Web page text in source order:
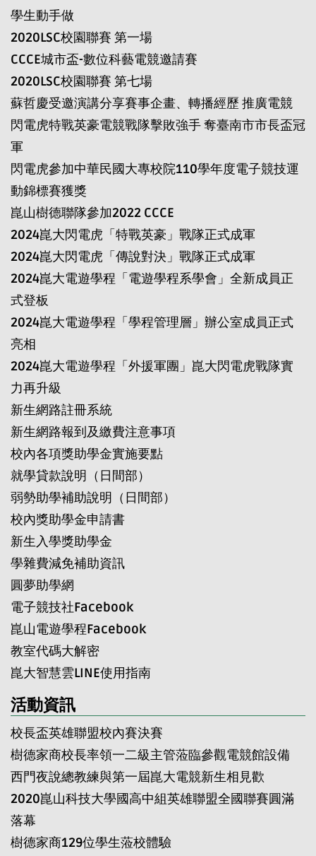
學生動手做
2020LSC校園聯賽 第一場
CCCE城市盃-數位科藝電競邀請賽
2020LSC校園聯賽 第七場
蘇哲慶受邀演講分享賽事企畫、轉播經歷 推廣電競
閃電虎特戰英豪電競戰隊擊敗強手 奪臺南市市長盃冠
軍
閃電虎參加中華民國大專校院110學年度電子競技運
動錦標賽獲獎
崑山樹德聯隊參加2022 CCCE
2024崑大閃電虎「特戰英豪」戰隊正式成軍
2024崑大閃電虎「傳說對決」戰隊正式成軍
2024崑大電遊學程「電遊學程系學會」全新成員正
式登板
2024崑大電遊學程「學程管理層」辦公室成員正式
亮相
2024崑大電遊學程「外援軍團」崑大閃電虎戰隊實
力再升級
新生網路註冊系統
新生網路報到及繳費注意事項
校內各項獎助學金實施要點
就學貸款說明（日間部）
弱勢助學補助說明（日間部）
校內獎助學金申請書
新生入學獎助學金
學雜費減免補助資訊
圓夢助學網
電子競技社Facebook
崑山電遊學程Facebook
教室代碼大解密
崑大智慧雲LINE使用指南
活動資訊
校長盃英雄聯盟校內賽決賽
樹德家商校長率領一二級主管蒞臨參觀電競館設備
西門夜說總教練與第一屆崑大電競新生相見歡
2020崑山科技大學國高中組英雄聯盟全國聯賽圓滿
落幕
樹德家商129位學生蒞校體驗